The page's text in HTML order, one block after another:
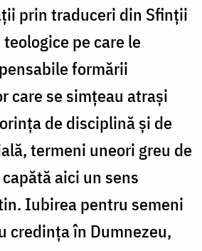
prin traduceri din Sfinții
pe care le
formării
care se simțeau atrași
de disciplină și de
termeni uneori greu de
aici un sens
Iubirea pentru semeni
credința în Dumnezeu,